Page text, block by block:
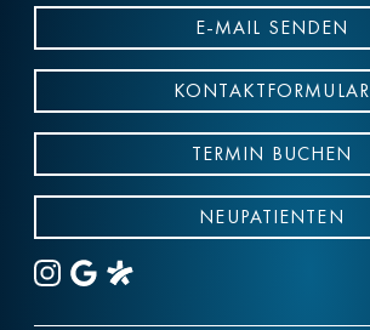
E-MAIL SENDEN
KONTAKTFORMULAR
TERMIN BUCHEN
NEUPATIENTEN